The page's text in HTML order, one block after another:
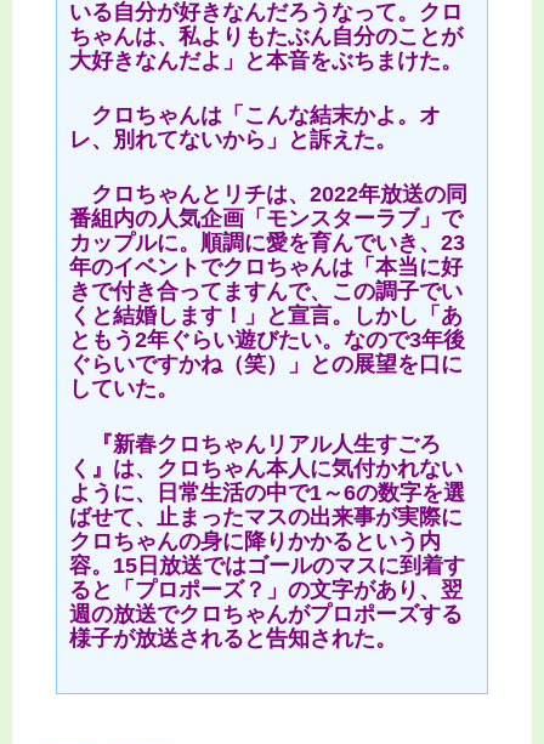
いる自分が好きなんだろうなって。クロ
ちゃんは、私よりもたぶん自分のことが
大好きなんだよ」と本音をぶちまけた。
クロちゃんは「こんな結末かよ。オ
レ、別れてないから」と訴えた。
クロちゃんとリチは、2022年放送の同
番組内の人気企画「モンスターラブ」で
カップルに。順調に愛を育んでいき、23
年のイベントでクロちゃんは「本当に好
きで付き合ってますんで、この調子でい
くと結婚します！」と宣言。しかし「あ
ともう2年ぐらい遊びたい。なので3年後
ぐらいですかね（笑）」との展望を口に
していた。
『新春クロちゃんリアル人生すごろ
く』は、クロちゃん本人に気付かれない
ように、日常生活の中で1～6の数字を選
ばせて、止まったマスの出来事が実際に
クロちゃんの身に降りかかるという内
容。15日放送ではゴールのマスに到着す
ると「プロポーズ？」の文字があり、翌
週の放送でクロちゃんがプロポーズする
様子が放送されると告知された。